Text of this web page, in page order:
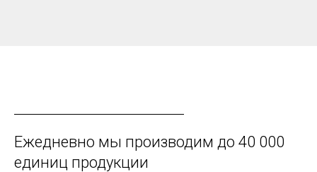
Ежедневно мы производим до 40 000
единиц продукции